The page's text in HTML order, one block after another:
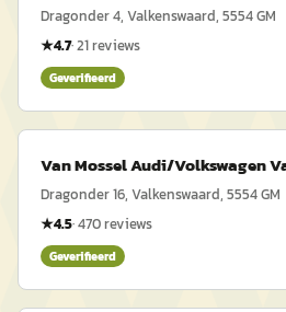
Dragonder 4, Valkenswaard, 5554 GM
★4.7·21reviews
Geverifieerd
Van Mossel Audi/Volkswagen
Dragonder 16, Valkenswaard, 5554 GM
★4.5·470reviews
Geverifieerd